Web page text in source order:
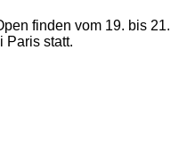
finden vom 19. bis 21.
Paris statt.